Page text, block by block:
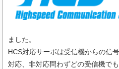
ました。
HCS対応サーボは受信機からの信
対応、非対応問わずどの受信機で